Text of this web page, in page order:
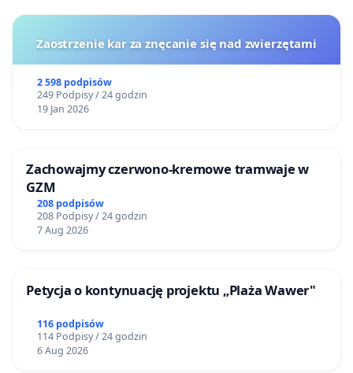
Zaostrzenie kar za znęcanie się nad zwierzętami
2 598 podpisów
249 Podpisy / 24 godzin
19 Jan 2026
Zachowajmy czerwono-kremowe tramwaje w
GZM
208 podpisów
208 Podpisy / 24 godzin
7 Aug 2026
Petycja o kontynuację projektu „Plaża Wawer"
116 podpisów
114 Podpisy / 24 godzin
6 Aug 2026